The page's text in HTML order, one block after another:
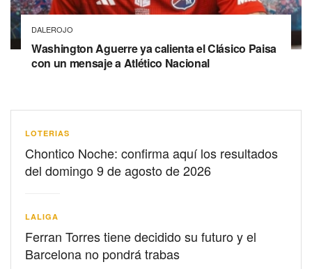
DALEROJO
Washington Aguerre ya calienta el Clásico Paisa
con un mensaje a Atlético Nacional
LOTERIAS
Chontico Noche: confirma aquí los resultados
del domingo 9 de agosto de 2026
LALIGA
Ferran Torres tiene decidido su futuro y el
Barcelona no pondrá trabas